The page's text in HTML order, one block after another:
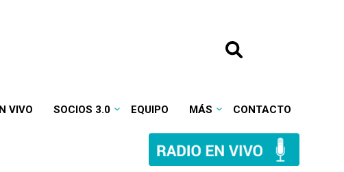
VIVO SOCIOS 3.0 EQUIPO MÁS CONTACTO